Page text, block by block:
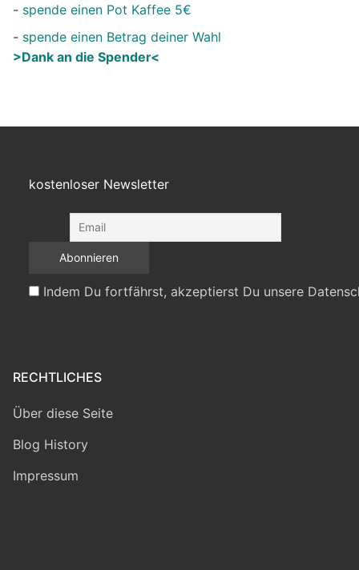
- spende einen Pot Kaffee 5€
- spende einen Betrag deiner Wahl
>Dank an die Spender<
kostenloser Newsletter
Indem Du fortfährst, akzeptierst Du unsere
RECHTLICHES
Über diese Seite
Blog History
Impressum